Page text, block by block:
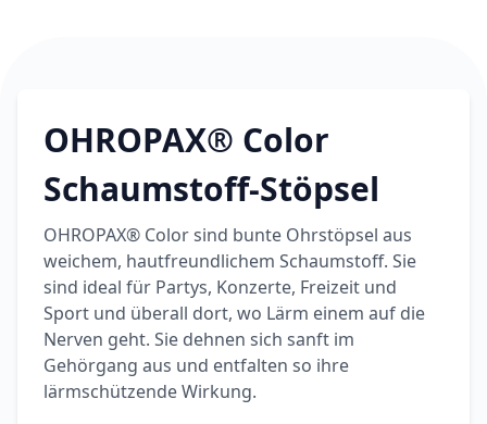
OHROPAX® Color
Schaumstoff-Stöpsel
OHROPAX® Color sind bunte Ohrstöpsel aus
weichem, hautfreundlichem Schaumstoff. Sie
sind ideal für Partys, Konzerte, Freizeit und
Sport und überall dort, wo Lärm einem auf die
Nerven geht. Sie dehnen sich sanft im
Gehörgang aus und entfalten so ihre
lärmschützende Wirkung.